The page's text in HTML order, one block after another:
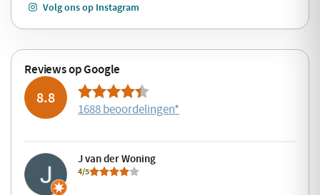
Volg ons op Instagram
Reviews op Google
8.8
1688 beoordelingen*
J van der Woning
4/5